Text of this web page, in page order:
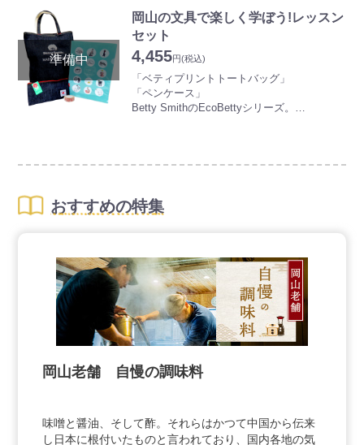
下地にご使用ください。
「濃縮温泉水」
美作温泉に数えられ、美人の湯として有名な
湯原の新鮮な源泉100%を成分を損なわずに
特許製法の真空濃縮装置で20倍に濃縮した温
泉水です。ご家庭でくつろぎのひとときをお
楽しみください。
「美肌ミスト」
「美人の湯」で有名な湯郷の湯は弱アルカリ
ト」です。化粧前の下地に、お風呂上りなど
にシューっとすることでお肌に潤いを浸透さ
せます。
防腐剤無添加で敏感肌の方にもお使いいただ
けます。ナチュラルな潤いをご体感くださ
い。
「オリーブの湯 香りの詰め合わせ」
さらっとした湯ざわり、お肌なめらか湯あが
湯、ひのきの湯の入浴剤が入ったお試しセッ
トです。
岡山の文具で楽しく学ぼう!レッスン
セット
4,455円(税込)
「ベティプリントトートバッグ」
「ペンケース」
Betty SmithのEcoBettyシリーズ。
美人画家で有名な竹久夢二の描いた猫のクリ
アファイルです。
ングテープです。
おすすめの特集
岡山老舗 自慢の調味料
味噌と醤油、そして酢。それらはかつて中国から伝来
し日本に根付いたものと言われており、国内各地の気